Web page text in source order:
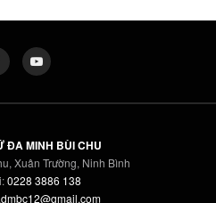
ĐA MINH BÙI CHU
Xuân Trường, Ninh Bình
0228 3886 138